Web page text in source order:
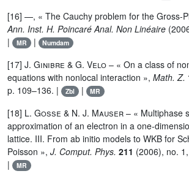
[16] —, « The Cauchy problem for the Gross-
Ann. Inst. H. Poincaré Anal. Non Linéaire
| MR | Numdam
[17] J. Ginibre & G. Velo – « On a class of
equations with nonlocal interaction », Math. Z.
p. 109–136. |
Zbl | MR
[18] L. Gosse & N. J. Mauser – « Multiphase
approximation of an electron in a one-
lattice. III. From ab initio models to WKB for
Poisson », J. Comput. Phys. 211 (2006), no.
| MR